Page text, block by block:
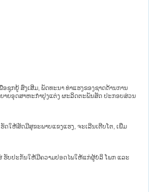
ກຍູ້ ສົ່ງເສີມ, ພັດທະນາ ທ່າແຮງຂອງຊາດດ້ານການ
າຍອຸດສາຫະກຳປຸງແຕ່ງ ຜະລິດຕະພັນສັດ ປະກອບສ່ວນ
ໃຫ້ສັດມີສຸຂະພາບແຂງແຮງ, ຈະເລີນເຕີບໂຕ, ເພີ່ມ
ຮັບປະກັນໃຫ້ມີຄວາມປອດໄພໃຫ້ແກ່ຜູ້ບໍລິ ໂພກ ແລະ